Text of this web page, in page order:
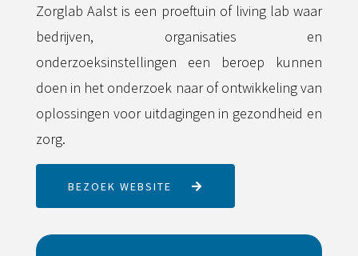
Zorglab Aalst is een proeftuin of living lab waar
bedrijven, organisaties en
onderzoeksinstellingen een beroep kunnen
doen in het onderzoek naar of ontwikkeling van
oplossingen voor uitdagingen in gezondheid en
zorg.
BEZOEK WEBSITE